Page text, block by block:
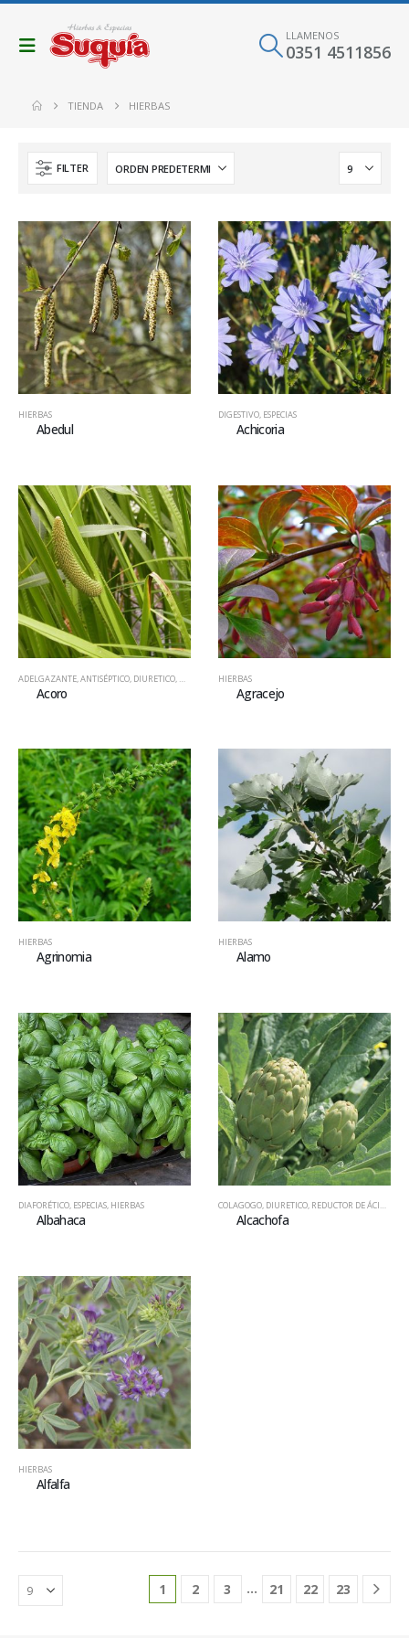
LLAMENOS
0351 4511856
TIENDA HIERBAS
FILTER
HIERBAS
Abedul
DIGESTIVO, ESPECIAS
Achicoria
ADELGAZANTE ANTISÉPTICO DIURETICO
Acoro
HIERBAS
Agracejo
HIERBAS
Agrinomia
HIERBAS
Alamo
DIAFORÉTICO, ESPECIAS, HIERBAS
Albahaca
COLAGOGO, DIURETICO, REDUCTOR DE ÁCIDO ÚRICO
Alcachofa
HIERBAS
Alfalfa
1 2 3 … 21 22 23